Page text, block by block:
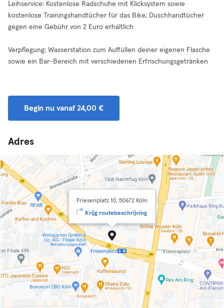
Leihservice: Kostenlose Radschuhe mit Klicksystem sowie
kostenlose Trainingshandtücher für das Bike; Duschhandtücher
gegen eine Gebühr von 2 Euro erhältlich
Verpflegung: Wasserstation zum Auffüllen deiner eigenen Flasche
sowie ein Bar-Bereich mit verschiedenen Erfrischungsgetränken
Begin nu vanaf 24,00 €
Adres
Friesenplatz 10, 50672 Köln
Krijg routebeschrijving